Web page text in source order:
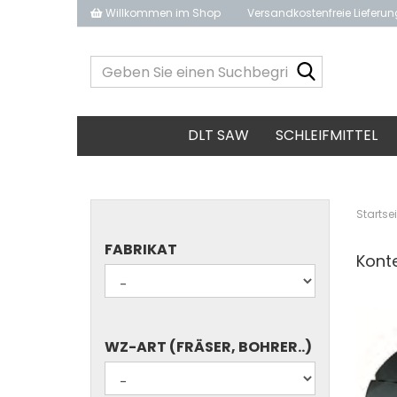
Willkommen im Shop Versandkostenfreie
Sie
ein...
DLT SAW SCHLEIFMITTEL
FABRIKAT
FABRIKAT
WZ-
ART
(FRÄSER,
WZ-ART (FRÄSER, BOHRER..)